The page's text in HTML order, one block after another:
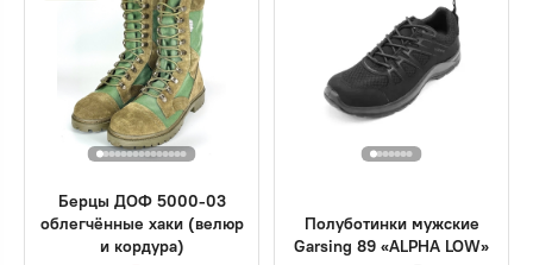
Берцы ДОФ 5000-03
облегчённые хаки (велюр
и кордура)
Полуботинки мужские
Garsing 89 «ALPHA LOW»